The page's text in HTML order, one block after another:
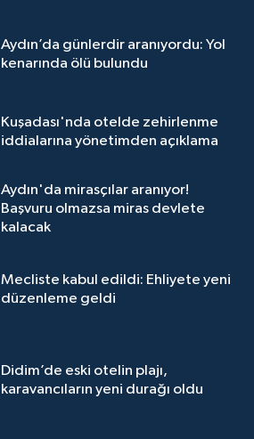
Aydın’da günlerdir aranıyordu: Yol
kenarında ölü bulundu
Kuşadası'nda otelde zehirlenme
iddialarına yönetimden açıklama
Aydın'da mirasçılar aranıyor!
Başvuru olmazsa miras devlete
kalacak
Mecliste kabul edildi: Ehliyete yeni
düzenleme geldi
Didim’de eski otelin plajı,
karavancıların yeni durağı oldu